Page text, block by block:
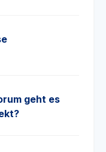
geht es